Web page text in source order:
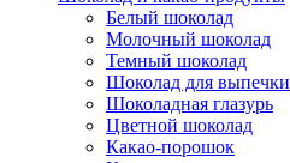
Белый шоколад
Молочный шоколад
Темный шоколад
Шоколад для выпечки
Шоколадная глазурь
Цветной шоколад
Какао-порошок